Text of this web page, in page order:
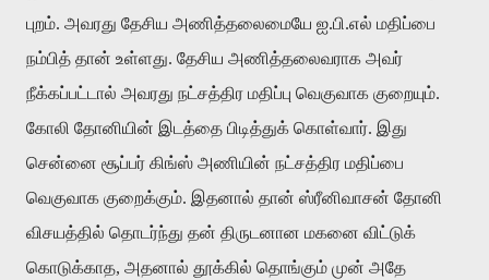
புறம். அவரது தேசிய அணித்தலைமையே ஐ.பி.எல் மதிப்பை
நம்பித் தான் உள்ளது. தேசிய அணித்தலைவராக அவர்
நீக்கப்பட்டால் அவரது நட்சத்திர மதிப்பு வெகுவாக குறையும்.
கோலி தோனியின் இடத்தை பிடித்துக் கொள்வார். இது
சென்னை சூப்பர் கிங்ஸ் அணியின் நட்சத்திர மதிப்பை
வெகுவாக குறைக்கும். இதனால் தான் ஸ்ரீனிவாசன் தோனி
விசயத்தில் தொடர்ந்து தன் திருடனான மகனை விட்டுக்
கொடுக்காத, அதனால் தூக்கில் தொங்கும் முன் அதே